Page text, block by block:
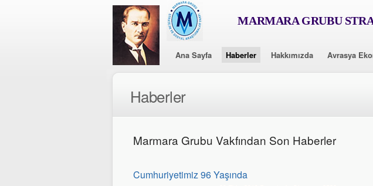
MARMARA GRUBU
Ana Sayfa Haberler Hakkımızda Avrasya
Haberler
Marmara Grubu Vakfından Son Haberler
Cumhuriyetimiz 96 Yaşında